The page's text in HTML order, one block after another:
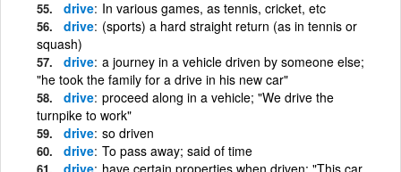
drive In various games, as tennis, cricket, etc
drive (sports) a hard straight return (as in tennis or
squash)
drive a journey in a vehicle driven by someone else;
"he took the family for a drive in his new car"
drive proceed along in a vehicle; "We drive the
turnpike to work"
drive so driven
drive To pass away; said of time
drive have certain properties when driven; "This car